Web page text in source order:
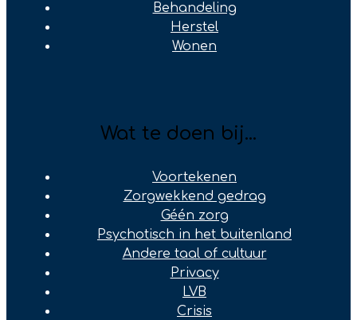
Behandeling
Herstel
Wonen
Wat te doen bij...
Voortekenen
Zorgwekkend gedrag
Géén zorg
Psychotisch in het buitenland
Andere taal of cultuur
Privacy
LVB
Crisis